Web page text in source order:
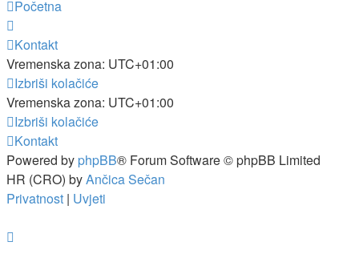
Početna
Kontakt
Vremenska zona: UTC+01:00
Izbriši kolačiće
Vremenska zona: UTC+01:00
Izbriši kolačiće
Kontakt
Powered by phpBB® Forum Software © phpBB Limited
HR (CRO) byAnčica Sečan
Privatnost | Uvjeti